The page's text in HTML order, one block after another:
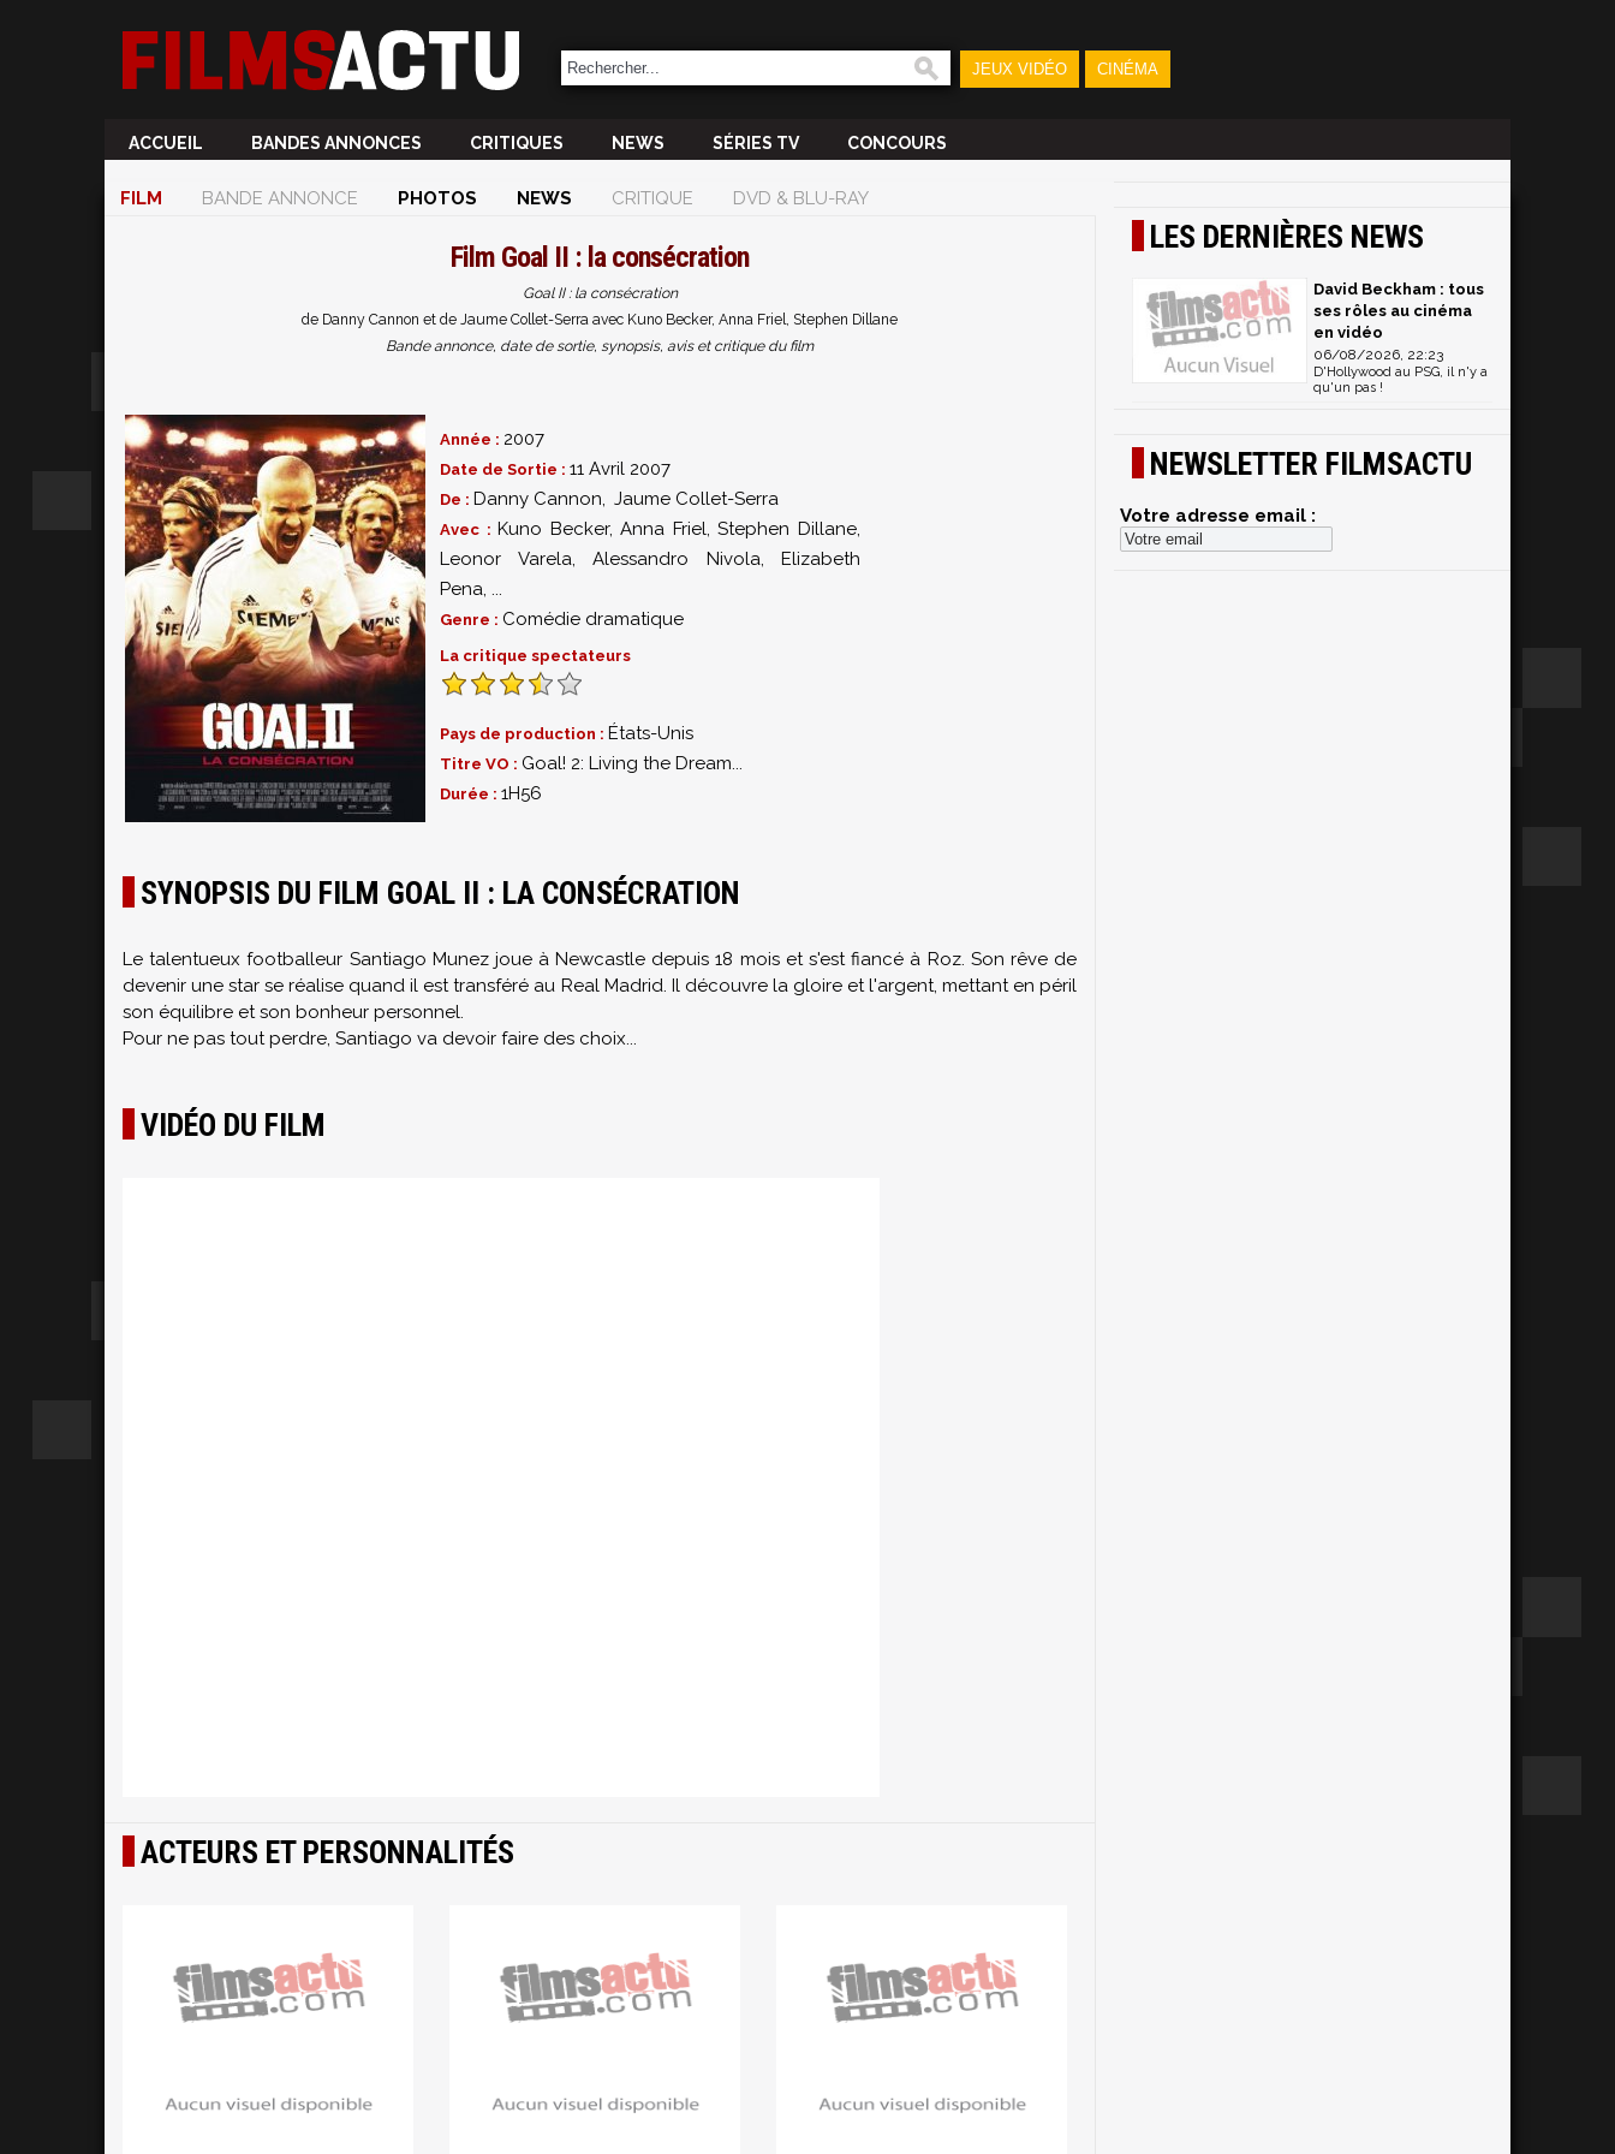
JEUX VIDÉO CINÉMA
ACCUEIL BANDES ANNONCES CRITIQUES NEWS SÉRIES TV CONCOURS
FILM BANDE ANNONCE PHOTOS NEWS CRITIQUE DVD & BLU-RAY
Film Goal II : la consécration
Goal II : la consécration
de Danny Cannon et de Jaume Collet-Serra avec Kuno Becker, Anna Friel, Stephen Dillane
Bande annonce, date de sortie, synopsis, avis et critique du film
Année : 2007
Date de Sortie : 11 Avril 2007
De : Danny Cannon, Jaume Collet-Serra
Avec : Kuno Becker,Anna Friel,Stephen Dillane,
Leonor Varela, Alessandro Nivola, Elizabeth
Pena, ...
Genre : Comédie dramatique
La critique spectateurs
Pays de production : États-Unis
Titre VO : Goal! 2: Living the Dream...
Durée : 1H56
SYNOPSIS DU FILM GOAL II : LA CONSÉCRATION
Le talentueux footballeur Santiago Munez joue à Newcastle depuis 18 mois et s'est fiancé à Roz. Son rêve de
devenir une star se réalise quand il est transféré au Real Madrid. Il découvre la gloire et l'argent, mettant en péril
son équilibre et son bonheur personnel.
Pour ne pas tout perdre, Santiago va devoir faire des choix...
VIDÉO DU FILM
ACTEURS ET PERSONNALITÉS
LES DERNIÈRES NEWS
David Beckham : tous
ses rôles au cinéma
en vidéo
06/08/2026, 22:23
D'Hollywood au PSG, il n'y a
qu'un pas !
NEWSLETTER FILMSACTU
Votre adresse email :